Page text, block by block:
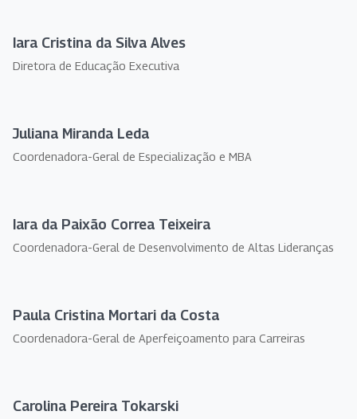
Iara Cristina da Silva Alves
Diretora de Educação Executiva
Juliana Miranda Leda
Coordenadora-Geral de Especialização e MBA
Iara da Paixão Correa Teixeira
Coordenadora-Geral de Desenvolvimento de Altas Lideranças
Paula Cristina Mortari da Costa
Coordenadora-Geral de Aperfeiçoamento para Carreiras
Carolina Pereira Tokarski